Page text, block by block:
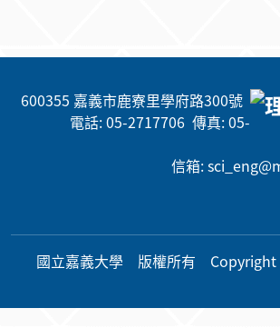
600355 嘉義市鹿寮里學府路300號
電話: 05-2717706 傳真: 05-
信箱:
國立嘉義大學 版權所有 Copyright